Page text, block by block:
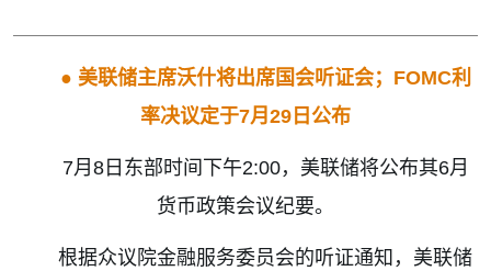
● 美联储主席沃什将出席国会听证会； FOMC利
率决议定于7月 29 日公布
7月 8日东部时间下午2:00，美联储将公布其6月
货币政策会议纪要。
根据众议院金融服务委员会的听证通知，美联储